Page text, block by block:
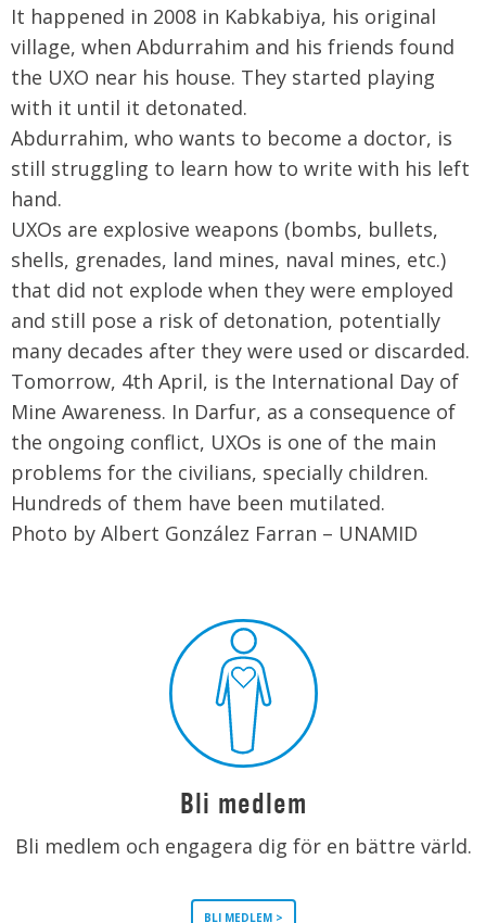
It happened in 2008 in Kabkabiya, his original
village, when Abdurrahim and his friends found
the UXO near his house. They started playing
with it until it detonated.
Abdurrahim, who wants to become a doctor, is
still struggling to learn how to write with his left
hand.
UXOs are explosive weapons (bombs, bullets,
shells, grenades, land mines, naval mines, etc.)
that did not explode when they were employed
and still pose a risk of detonation, potentially
many decades after they were used or discarded.
Tomorrow, 4th April, is the International Day of
Mine Awareness. In Darfur, as a consequence of
the ongoing conflict, UXOs is one of the main
problems for the civilians, specially children.
Hundreds of them have been mutilated.
Photo by Albert González Farran – UNAMID
Bli medlem
Bli medlem och engagera dig för en bättre värld.
BLI MEDLEM >